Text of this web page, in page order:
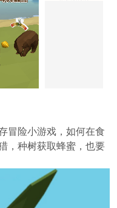
冒险小游戏，如何在食
，种树获取蜂蜜，也要